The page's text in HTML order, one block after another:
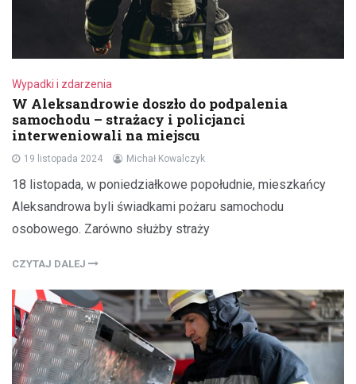
Wypadki i zdarzenia
W Aleksandrowie doszło do podpalenia
samochodu – strażacy i policjanci
interweniowali na miejscu
19 listopada 2024 Michał Kowalczyk
18 listopada, w poniedziałkowe popołudnie, mieszkańcy
Aleksandrowa byli świadkami pożaru samochodu
osobowego. Zarówno służby straży
CZYTAJ DALEJ